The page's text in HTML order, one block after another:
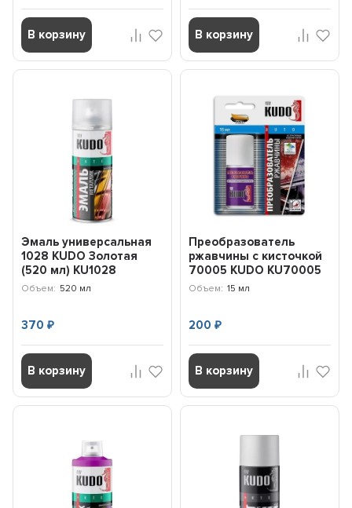
В корзину В корзину
Эмаль универсальная
1028 KUDO Золотая
(520 мл) KU1028
Объем: 520 мл
370₽
В корзину
Преобразователь
ржавчины с кисточкой
70005 KUDO KU70005
Объем: 15 мл
200 ₽
В корзину